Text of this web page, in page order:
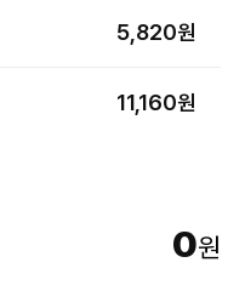
5,820원
11,160원
0원